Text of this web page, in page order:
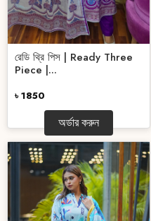
রেডি থ্রি পিস | Ready Three
Piece |...
৳ 1850
অর্ডার করুন